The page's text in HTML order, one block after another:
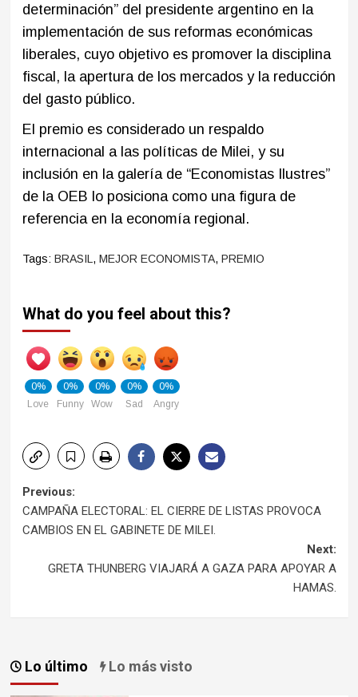
determinación” del presidente argentino en la
implementación de sus reformas económicas
liberales, cuyo objetivo es promover la disciplina
fiscal, la apertura de los mercados y la reducción
del gasto público.
El premio es considerado un respaldo
internacional a las políticas de Milei, y su
inclusión en la galería de “Economistas Ilustres”
de la OEB lo posiciona como una figura de
referencia en la economía regional.
Tags: BRASIL , MEJOR ECONOMISTA, PREMIO
What do you feel about this?
0%
Love
0%
Funny
0%
Wow
0%
Sad
0%
Angry
Post
navigation
Previous:
CAMPAÑA ELECTORAL: EL CIERRE DE LISTAS PROVOCA
CAMBIOS EN EL GABINETE DE MILEI.
Next:
GRETA THUNBERG VIAJARÁ A GAZA PARA APOYAR A
HAMAS.
Lo último Lo más visto